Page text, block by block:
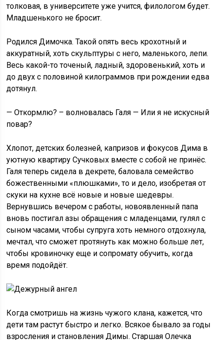
толковая, в университете уже учится, филологом будет.
Младшенького не бросит.
Родился Димочка. Такой опять весь крохотный и
аккуратный, хоть скульптуры с него, маленького, лепи.
Весь какой-то точеный, ладный, здоровенький, хоть и
до двух с половиной килограммов при рождении едва
дотянул.
— Откормлю? – волновалась Галя — Или я не искусный
повар?
Хлопот, детских болезней, капризов и фокусов Дима в
уютную квартиру Сучковых вместе с собой не принёс.
Галя теперь сидела в декрете, баловала семейство
божественными «плюшками», то и дело, изобретая от
скуки на кухне всё новые и новые шедевры.
Вернувшись вечером с работы, новоявленный папа
вновь постигал азы обращения с младенцами, гулял с
сыном часами, чтобы супруга хоть немного отдохнула,
мечтал, что сможет протянуть как можно больше лет,
чтобы кровиночку еще и сопромату обучить, когда
время подойдёт.
Когда смотришь на жизнь чужого клана, кажется, что
дети там растут быстро и легко. Всякое бывало за годы
взросления и становления Димы. Старшая Олечка